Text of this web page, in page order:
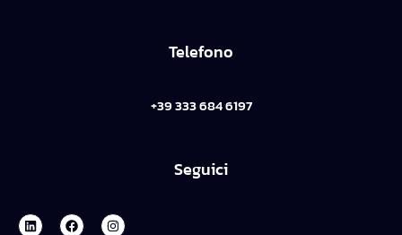
Telefono
+39 333 684 6197
Seguici